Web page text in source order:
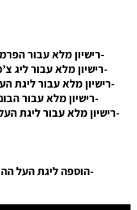
-רישיון מלא עבור
-רישיון מלא עבור ליג
-רישיון מלא עבור ליגת
-רישיון מלא עבור
-רישיון מלא עבור ליגת
-הוספה ליגת העל